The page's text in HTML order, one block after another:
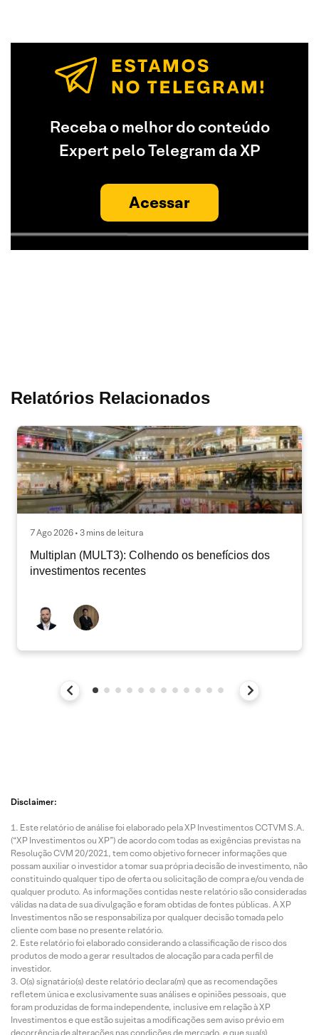
Receba o melhor do conteúdo
Expert pelo Telegram da XP
Acessar
Relatórios Relacionados
7 Ago 2026 • 3 mins de leitura
Multiplan (MULT3): Colhendo os benefícios dos
investimentos recentes
Disclaimer:
Este relatório de análise foi elaborado pela XP Investimentos CCTVM S.A.
(“XP Investimentos ou XP”) de acordo com todas as exigências previstas na
Resolução CVM 20/2021, tem como objetivo fornecer informações que
possam auxiliar o investidor a tomar sua própria decisão de investimento, não
constituindo qualquer tipo de oferta ou solicitação de compra e/ou venda de
qualquer produto. As informações contidas neste relatório são consideradas
válidas na data de sua divulgação e foram obtidas de fontes públicas. A XP
Investimentos não se responsabiliza por qualquer decisão tomada pelo
cliente com base no presente relatório.
Este relatório foi elaborado considerando a classificação de risco dos
produtos de modo a gerar resultados de alocação para cada perfil de
investidor.
O(s) signatário(s) deste relatório declara(m) que as recomendações
refletem única e exclusivamente suas análises e opiniões pessoais, que
foram produzidas de forma independente, inclusive em relação à XP
Investimentos e que estão sujeitas a modificações sem aviso prévio em
decorrência de alterações nas condições de mercado, e que sua(s)